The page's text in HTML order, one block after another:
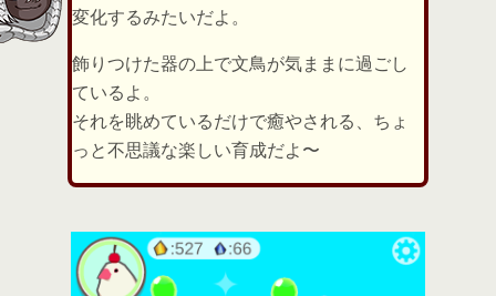
変化するみたいだよ。
飾りつけた器の上で文鳥が気ままに過ごし
ているよ。
それを眺めているだけで癒やされる、ちょ
っと不思議な楽しい育成だよ〜